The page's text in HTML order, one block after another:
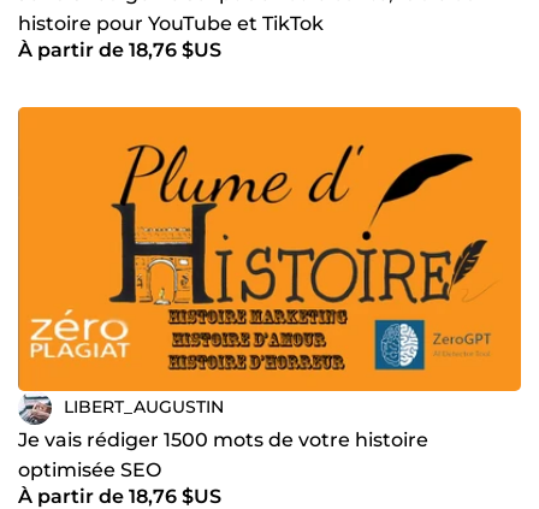
histoire pour YouTube et TikTok
À partir de 18,76 $US
LIBERT_AUGUSTIN
Je vais rédiger 1500 mots de votre histoire
optimisée SEO
À partir de 18,76 $US